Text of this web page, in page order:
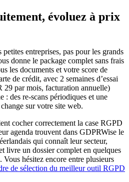
évoluez à prix
entreprises, pas pour les grands
donne le package complet sans frais
les documents et votre score de
de crédit, avec 2 semaines d’essai
29 par mois, facturation annuelle)
: des re-scans périodiques et une
sur votre site web.
cocher correctement la case RGPD
agenda trouvent dans GDPRWise le
qui connaît leur secteur,
livre un dossier complet en quelques
Vous hésitez encore entre plusieurs
de sélection du meilleur outil RGPD